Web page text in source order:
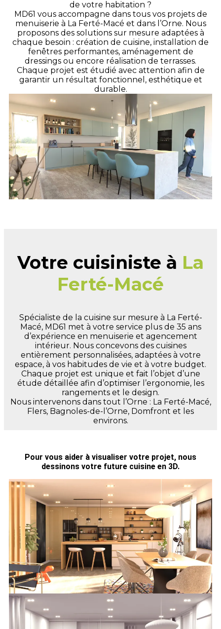
de votre habitation ?
MD61 vous accompagne dans tous vos projets de
menuiserie à La Ferté-Macé et dans l’Orne. Nous
proposons des solutions sur mesure adaptées à
chaque besoin : création de cuisine, installation de
fenêtres performantes, aménagement de
dressings ou encore réalisation de terrasses.
Chaque projet est étudié avec attention afin de
garantir un résultat fonctionnel, esthétique et
durable.
Votre cuisiniste à La
Ferté-Macé
Spécialiste de la cuisine sur mesure à La Ferté-
Macé, MD61 met à votre service plus de 35 ans
d’expérience en menuiserie et agencement
intérieur. Nous concevons des cuisines
entièrement personnalisées, adaptées à votre
espace, à vos habitudes de vie et à votre budget.
Chaque projet est unique et fait l’objet d’une
étude détaillée afin d’optimiser l’ergonomie, les
rangements et le design.
Nous intervenons dans tout l’Orne : La Ferté-Macé,
Flers, Bagnoles-de-l’Orne, Domfront et les
environs.
Pour vous aider à visualiser votre projet, nous
dessinons votre future cuisine en 3D.